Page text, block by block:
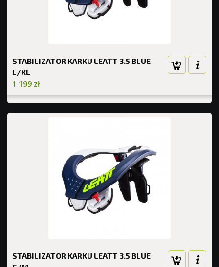
STABILIZATOR KARKU LEATT 3.5 BLUE
L/XL
1 199 zł
STABILIZATOR KARKU LEATT 3.5 BLUE